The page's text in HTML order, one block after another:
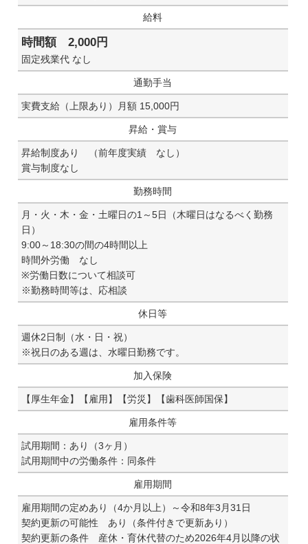
給料
時間額 2,000円
固定残業代 なし
通勤手当
実費支給（上限あり）月額 15,000円
昇給・賞与
昇給制度あり （前年度実績 なし）
賞与制度なし
勤務時間
月・火・木・金・土曜日の1～5日（木曜日はなるべく勤務
日）
9:00～18:30の間の4時間以上
時間外労働 なし
※労働日数について相談可
※勤務時間等は、応相談
休日等
週休2日制（水・日・祝）
※祝日のある週は、水曜日勤務です。
加入保険
【厚生年金】【雇用】【労災】【歯科医師国保】
雇用条件等
試用期間：あり（3ヶ月）
試用期間中の労働条件：同条件
雇用期間
雇用期間の定めあり（4か月以上）～令和8年3月31日
契約更新の可能性 あり（条件付きで更新あり）
契約更新の条件 産休・育休代替のため2026年4月以降の状